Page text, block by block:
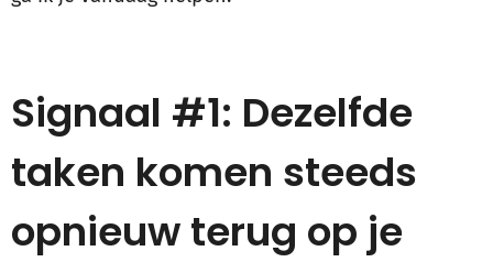
Signaal #1: Dezelfde
taken komen steeds
opnieuw terug op je